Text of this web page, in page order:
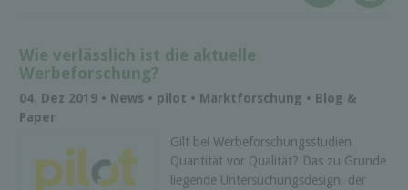
Wie verlässlich ist die aktuelle
Werbeforschung?
04. Dez 2019 • News • pilot • Marktforschung • Blog &
Paper
Gilt bei Werbeforschungsstudien
Quantität vor Qualität? Das zu Grunde
liegende Untersuchungsdesign, der